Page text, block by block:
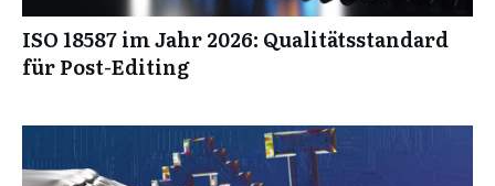
ISO 18587 im Jahr 2026: Qualitätsstandard
für Post-Editing